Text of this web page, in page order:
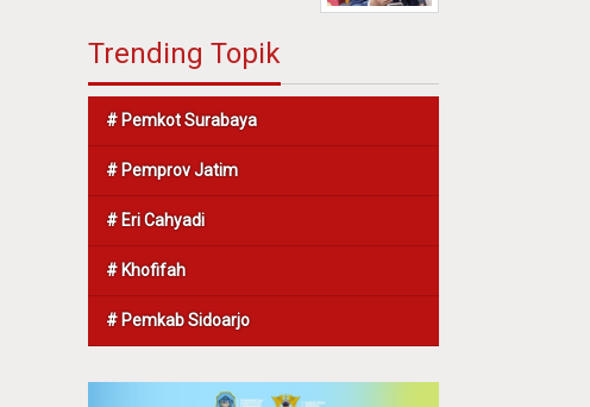
Trending Topik
# Pemkot Surabaya
# Pemprov Jatim
# Eri Cahyadi
# Khofifah
# Pemkab Sidoarjo